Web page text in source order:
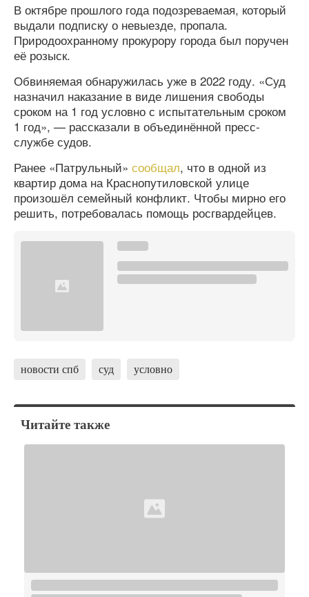
В октябре прошлого года подозреваемая, который
выдали подписку о невыезде, пропала.
Природоохранному прокурору города был поручен
её розыск.
Обвиняемая обнаружилась уже в 2022 году. «Суд
назначил наказание в виде лишения свободы
сроком на 1 год условно с испытательным сроком
1 год», — рассказали в объединённой пресс-
службе судов.
Ранее «Патрульный» сообщал, что в одной из
квартир дома на Краснопутиловской улице
произошёл семейный конфликт. Чтобы мирно его
решить, потребовалась помощь росгвардейцев.
новости спб суд условно
Читайте также